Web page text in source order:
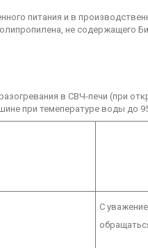
питания и в
не содержащего
в СВЧ-печи (при
при темепературе воды до
С